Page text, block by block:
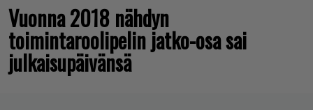
Vuonna 2018 nähdyn
toimintaroolipelin jatko-osa sai
julkaisupäivänsä